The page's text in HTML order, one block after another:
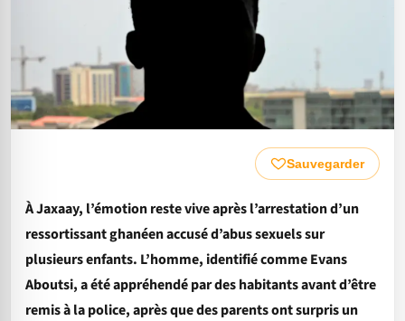
Sauvegarder
À Jaxaay, l’émotion reste vive après l’arrestation d’un
ressortissant ghanéen accusé d’abus sexuels sur
plusieurs enfants. L’homme, identifié comme Evans
Aboutsi, a été appréhendé par des habitants avant d’être
remis à la police, après que des parents ont surpris un